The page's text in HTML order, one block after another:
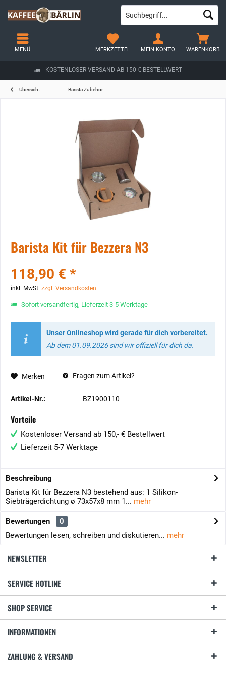
KOSTENLOSER VERSAND AB 150 € BESTELLWERT
WARENKORB
MERKZETTEL MEIN KONTO
MENÜ
Übersicht Barista Zubehör
Barista Kit für Bezzera N3
118,90 € *
inkl. MwSt. zzgl. Versandkosten
Sofort versandfertig, Lieferzeit 3-5 Werktage
Unser Onlineshop wird gerade für dich vorbereitet.
Ab dem 01.09.2026 sind wir offiziell für dich da.
Merken Fragen zum Artikel?
Artikel-Nr.: BZ1900110
Vorteile
Kostenloser Versand ab 150,- € Bestellwert
Lieferzeit 5-7 Werktage
Beschreibung
Barista Kit für Bezzera N3 bestehend aus: 1 Silikon-
Siebträgerdichtung ø 73x57x8 mm 1... mehr
Bewertungen
0
Bewertungen lesen, schreiben und diskutieren... mehr
NEWSLETTER
SERVICE HOTLINE
SHOP SERVICE
INFORMATIONEN
ZAHLUNG & VERSAND